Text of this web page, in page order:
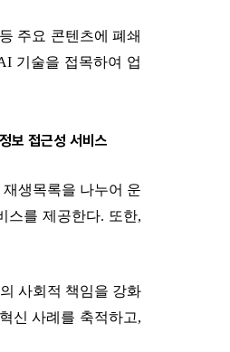
주요 콘텐츠에 폐쇄
기술을 접목하여 업
보 접근성 서비스
생목록을 나누어 운
스를 제공한다. 또한,
사회적 책임을 강화
신 사례를 축적하고,